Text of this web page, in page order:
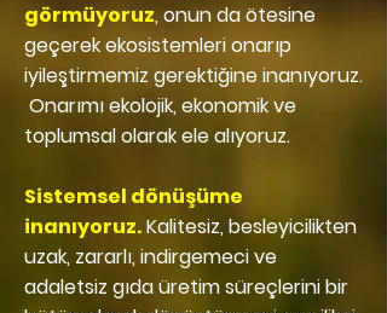
görmüyoruz, onun da ötesine
geçerek ekosistemleri onarıp
iyileştirmemiz gerektiğine inanıyoruz.
Onarımı ekolojik, ekonomik ve
toplumsal olarak ele alıyoruz.
Sistemsel dönüşüme
inanıyoruz.Kalitesiz, besleyicilikten
uzak, zararlı, indirgemeci ve
adaletsiz gıda üretim süreçlerini bir